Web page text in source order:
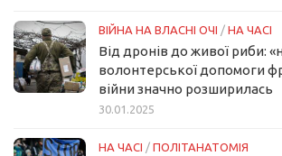
ВІЙНА НА ВЛАСНІ ОЧІ / НА ЧАСІ
Від дронів до живої риби:
волонтерської допомоги
війни значно розширилась
30.01.2025
НА ЧАСІ / ПОЛІТАНАТОМІЯ